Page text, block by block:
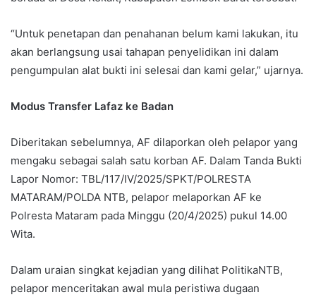
“Untuk penetapan dan penahanan belum kami lakukan, itu
akan berlangsung usai tahapan penyelidikan ini dalam
pengumpulan alat bukti ini selesai dan kami gelar,” ujarnya.
Modus Transfer Lafaz ke Badan
Diberitakan sebelumnya, AF dilaporkan oleh pelapor yang
mengaku sebagai salah satu korban AF. Dalam Tanda Bukti
Lapor Nomor: TBL/117/IV/2025/SPKT/POLRESTA
MATARAM/POLDA NTB, pelapor melaporkan AF ke
Polresta Mataram pada Minggu (20/4/2025) pukul 14.00
Wita.
Dalam uraian singkat kejadian yang dilihat PolitikaNTB,
pelapor menceritakan awal mula peristiwa dugaan